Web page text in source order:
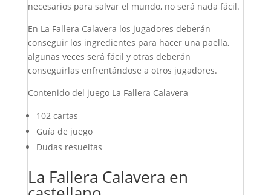
necesarios para salvar el mundo, no será nada fácil.
En La Fallera Calavera los jugadores deberán
conseguir los ingredientes para hacer una paella,
algunas veces será fácil y otras deberán
conseguirlas enfrentándose a otros jugadores.
Contenido del juego La Fallera Calavera
102 cartas
Guía de juego
Dudas resueltas
La Fallera Calavera en